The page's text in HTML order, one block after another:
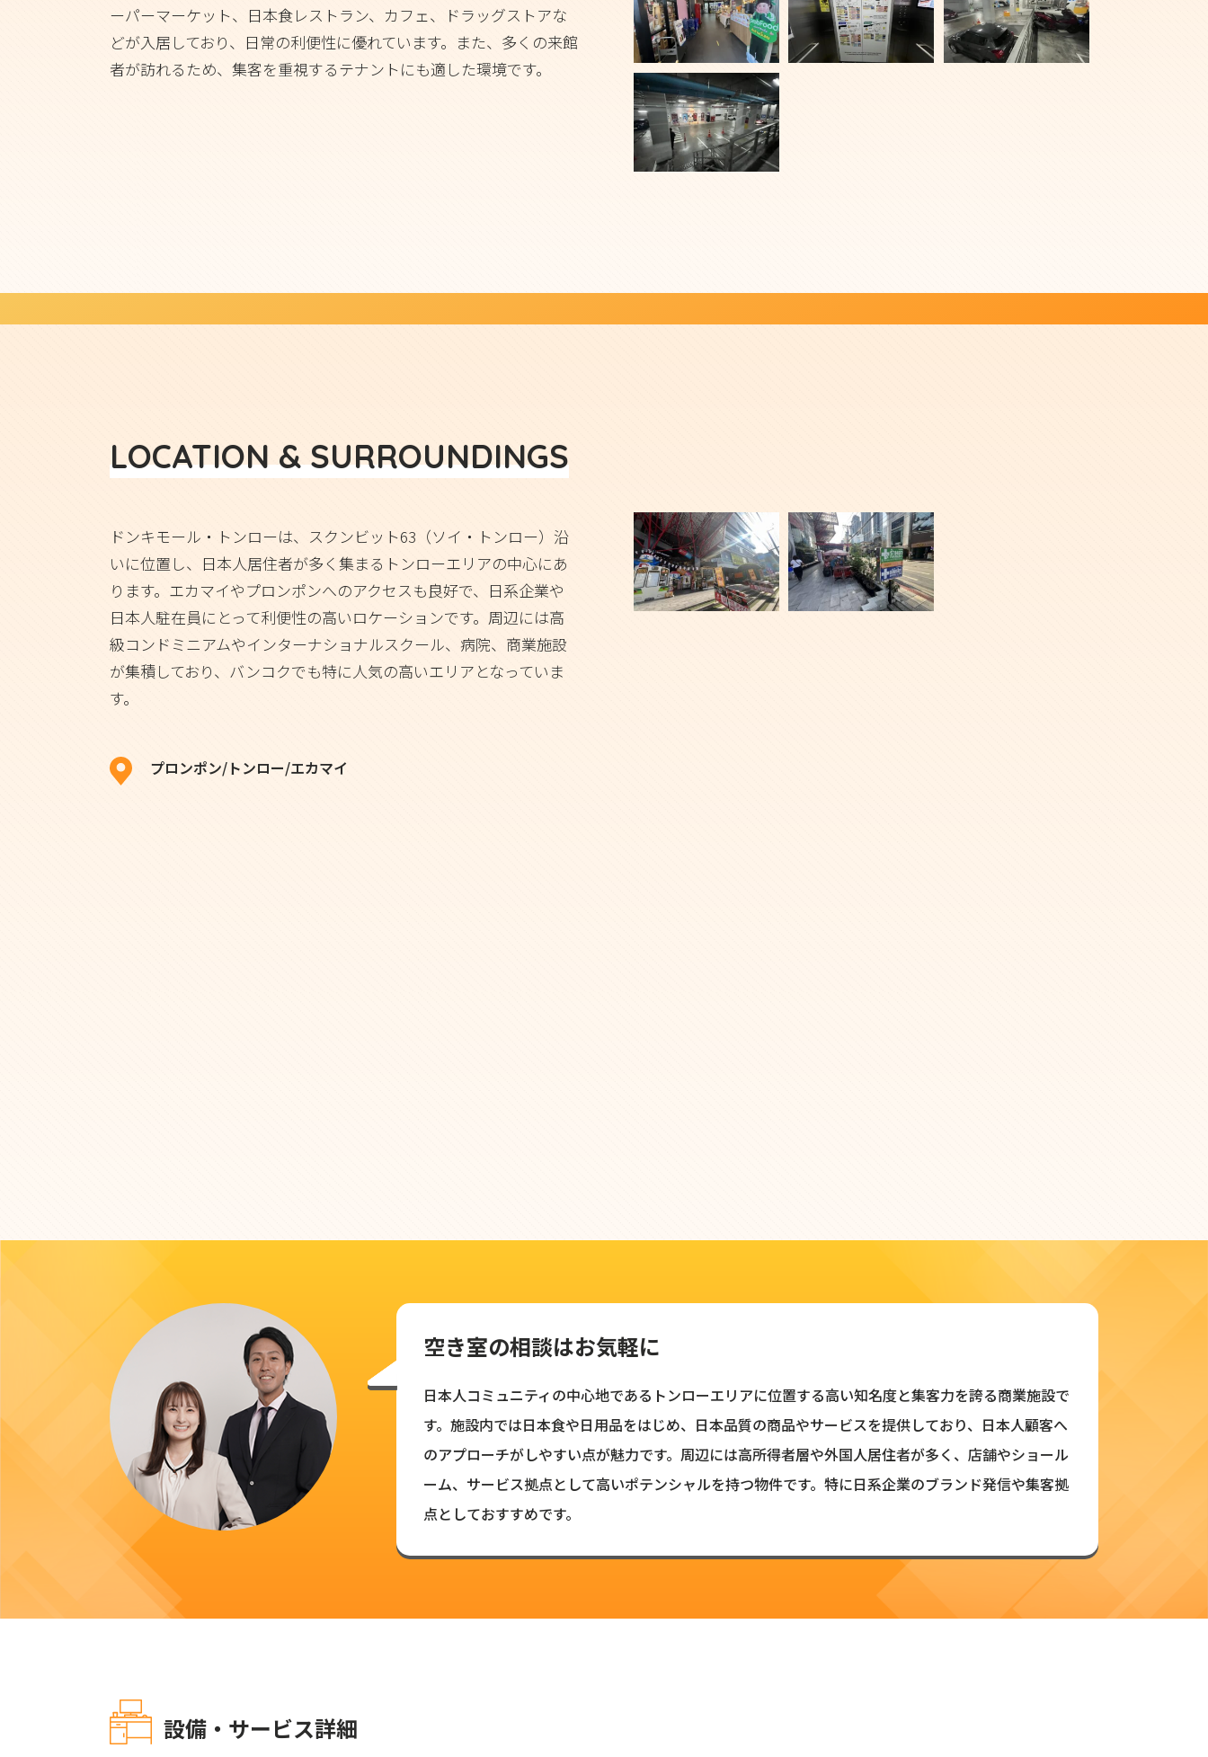
ーパーマーケット、日本食レストラン、カフェ、ドラッグストアな
どが入居しており、日常の利便性に優れています。また、多くの来館
者が訪れるため、集客を重視するテナントにも適した環境です。
LOCATION & SURROUNDINGS
ドンキモール・トンローは、スクンビット63（ソイ・トンロー）沿
いに位置し、日本人居住者が多く集まるトンローエリアの中心にあ
ります。エカマイやプロンポンへのアクセスも良好で、日系企業や
日本人駐在員にとって利便性の高いロケーションです。周辺には高
級コンドミニアムやインターナショナルスクール、病院、商業施設
が集積しており、バンコクでも特に人気の高いエリアとなっていま
す。
プロンポン/トンロー/エカマイ
空き室の相談はお気軽に
日本人コミュニティの中心地であるトンローエリアに位置する高い知名度と集客力を誇る商業施設で
す。施設内では日本食や日用品をはじめ、日本品質の商品やサービスを提供しており、日本人顧客へ
のアプローチがしやすい点が魅力です。周辺には高所得者層や外国人居住者が多く、店舗やショール
ーム、サービス拠点として高いポテンシャルを持つ物件です。特に日系企業のブランド発信や集客拠
点としておすすめです。
設備・サービス詳細